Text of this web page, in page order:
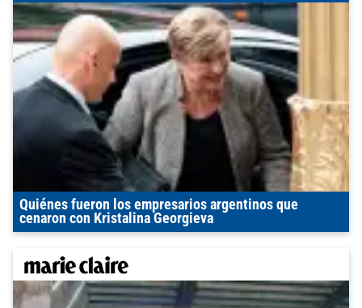
Quiénes fueron los empresarios argentinos que
cenaron con Kristalina Georgieva